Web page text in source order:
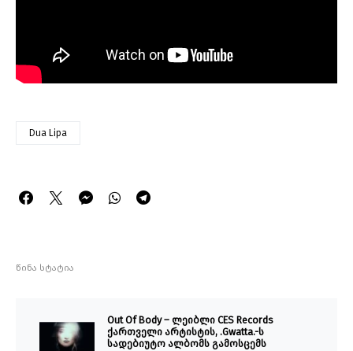
Dua Lipa
წინა სტატია
Out Of Body – ლეიბლი CES Records
ქართველი არტისტის, .Gwatta.-ს
სადებიუტო ალბომს გამოსცემს